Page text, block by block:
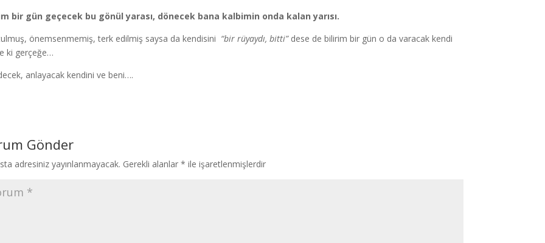
bir gün geçecek bu gönül yarası, dönecek bana kalbimin onda kalan yarısı.
önemsenmemiş, terk edilmiş saysa da kendisini “bir rüyaydı, bitti” dese de bilirim bir gün o da varacak kendi
ki gerçeğe…
anlayacak kendini ve beni….
Gönder
adresiniz yayınlanmayacak. Gerekli alanlar * ile işaretlenmişlerdir